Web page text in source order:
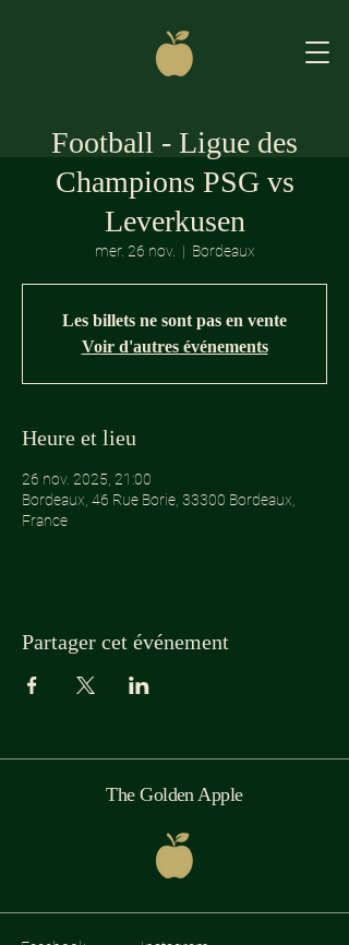
Football - Ligue des
Champions PSG vs
Leverkusen
mer. 26 nov.
  |
Bordeaux
Les billets ne sont pas en vente
Voir d'autres événements
Heure et lieu
26 nov. 2025, 21:00
Bordeaux, 46 Rue Borie, 33300 Bordeaux,
France
Partager cet événement
The Golden Apple